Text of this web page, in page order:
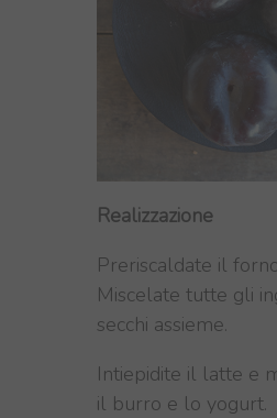
Realizzazione
Preriscaldate il
Miscelate tutte gli
secchi assieme.
Intiepidite il latte e
il burro e lo yogurt.